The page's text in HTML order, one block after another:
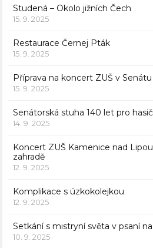
Studená – Okolo jižních Čech
15. 9. 2025
Restaurace Černej Pták
15. 9. 2025
Příprava na koncert ZUŠ v Senátu
15. 9. 2025
Senátorská stuha 140 let pro
14. 9. 2025
Koncert ZUŠ Kamenice nad
zahradě
12. 9. 2025
Komplikace s úzkokolejkou
12. 9. 2025
Setkání s mistryní světa v psaní
10. 9. 2025